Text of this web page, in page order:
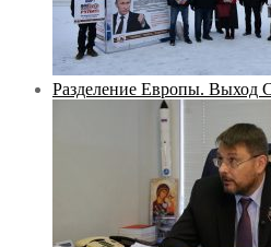
Разделение Европы.